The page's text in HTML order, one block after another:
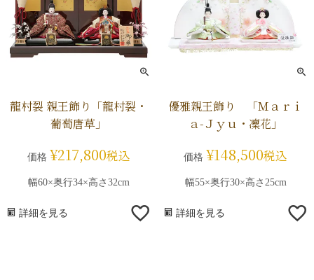
龍村裂 親王飾り「龍村裂・
葡萄唐草」
価格 ¥217,800税込
幅60×奥行34×高さ32cm
詳細を見る
優雅親王飾り 「Ｍａｒｉ
ａ-Ｊｙｕ・凜花」
価格 ¥148,500税込
幅55×奥行30×高さ25cm
詳細を見る